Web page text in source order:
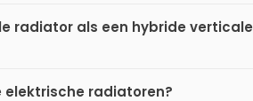
radiator als een hybride verticale
elektrische radiatoren?